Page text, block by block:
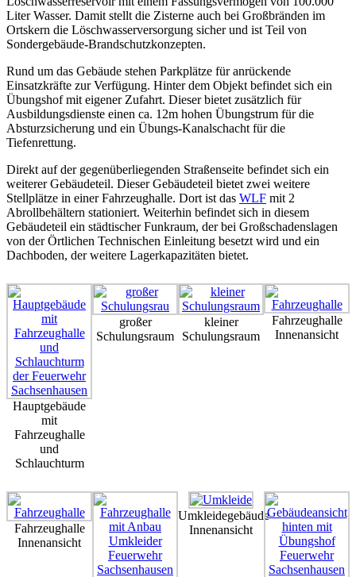
Liter Wasser. Damit stellt die Zisterne auch bei Großbränden im
Ortskern die Löschwasserversorgung sicher und ist Teil von
Sondergebäude-Brandschutzkonzepten.
Rund um das Gebäude stehen Parkplätze für anrückende
Einsatzkräfte zur Verfügung. Hinter dem Objekt befindet sich ein
Übungshof mit eigener Zufahrt. Dieser bietet zusätzlich für
Ausbildungsdienste einen ca. 12m hohen Übungstrum für die
Absturzsicherung und ein Übungs-Kanalschacht für die
Tiefenrettung.
Direkt auf der gegenüberliegenden Straßenseite befindet sich ein
weiterer Gebäudeteil. Dieser Gebäudeteil bietet zwei weitere
Stellplätze in einer Fahrzeughalle. Dort ist das WLF mit 2
Abrollbehältern stationiert. Weiterhin befindet sich in diesem
Gebäudeteil ein städtischer Funkraum, der bei Großschadenslagen
von der Örtlichen Technischen Einleitung besetzt wird und ein
Dachboden, der weitere Lagerkapazitäten bietet.
Hauptgebäude
mit
Fahrzeughalle
und
Schlauchturm
großer
Schulungsraum
kleiner
Schulungsraum
Fahrzeughalle
Innenansicht
Fahrzeughalle
Innenansicht
Umkleidegebäude
Innenansicht